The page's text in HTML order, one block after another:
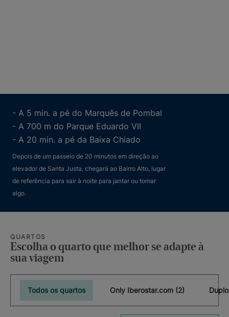
- A 5 min. a pé do Marquês de Pombal
- A 700 m do Parque Eduardo VII
- A 20 min. a pé da Baixa Chiado
Depois de um passeio de 20 minutos em direção ao
elevador de Santa Justa, chegará ao Bairro Alto, lugar
de referência para sair à noite para jantar ou tomar
algo.
QUARTOS
Escolha o quarto que melhor se adapte à
sua viagem
Todos os quartos Only Iberostar.com (2)